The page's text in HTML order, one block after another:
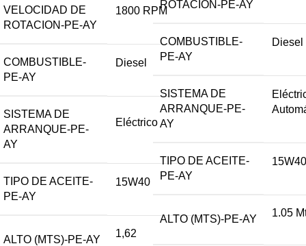
VELOCIDAD DE
ROTACION-PE-AY
1800 RPM
COMBUSTIBLE-
PE-AY
Diesel
SISTEMA DE
ARRANQUE-PE-
AY
Eléctrico
TIPO DE ACEITE-
PE-AY
15W40
ALTO (MTS)-PE-AY
1,62
ROTACION-PE-AY
COMBUSTIBLE-
PE-AY
Diesel
SISTEMA DE
ARRANQUE-PE-
AY
TIPO DE ACEITE-
PE-AY
15W40
ALTO (MTS)-PE-AY
1.05